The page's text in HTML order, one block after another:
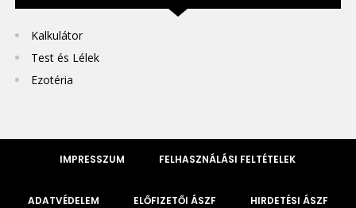
Kalkulátor
Test és Lélek
Ezotéria
IMPRESSZUM FELHASZNÁLÁSI FELTÉTELEK
ADATVÉDELEM ELŐFIZETŐI ÁSZF HIRDETÉSI ÁSZF